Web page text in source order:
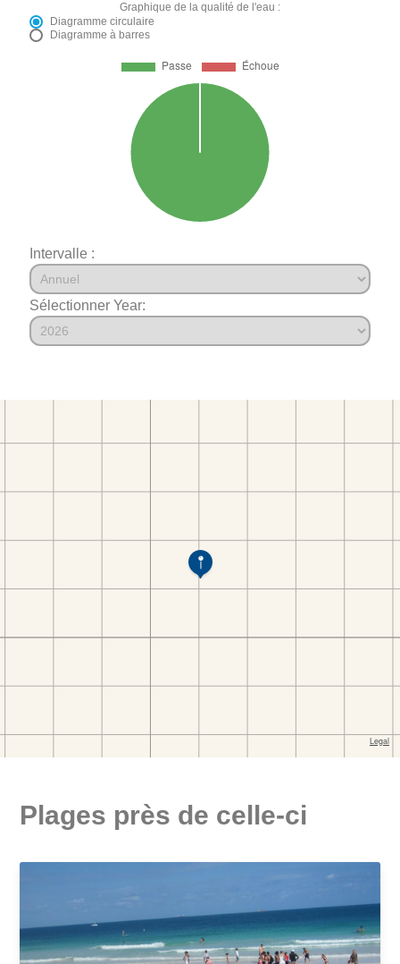
Graphique de la qualité de l'eau :
Diagramme circulaire
Diagramme à barres
Intervalle :
Sélectionner Year:
Plages près de celle-ci